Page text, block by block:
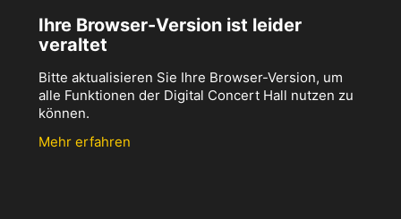
Ihre Browser-Version ist leider
veraltet
Bitte aktualisieren Sie Ihre Browser-Version, um
alle Funktionen der Digital Concert Hall nutzen zu
können.
Mehr erfahren